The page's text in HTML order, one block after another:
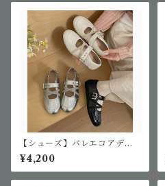
【シューズ】バレエコアデザ
インパンプス
¥4,200